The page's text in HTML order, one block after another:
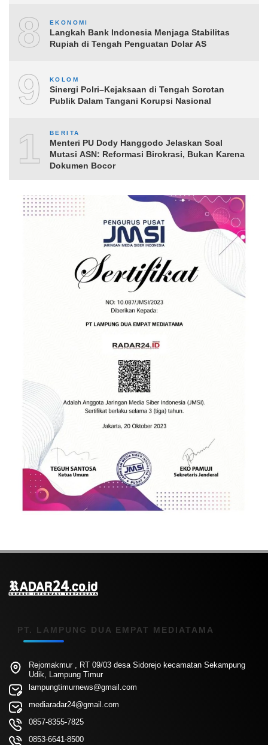
8 EKONOMI
Langkah Bank Indonesia Menjaga Stabilitas
Rupiah di Tengah Penguatan Dolar AS
9 KOLOM
Sinergi Polri–Kejaksaan di Tengah Sorotan
Publik Dalam Tangani Korupsi Nasional
10BERITA
Menteri PU Dody Hanggodo Jelaskan Soal
Mutasi ASN: Reformasi Birokrasi, Bukan Karena
Dokumen Bocor
PT. LAMPUNG DUA EMPAT MEDIATAMA
Rejomakmur , RT 09/03 desa Sidorejo kecamatan Sekampung
Udik, Lampung Timur
lampungtimurnews@gmail.com
mediaradar24@gmail.com
0857-8355-7825
0853-6641-8500